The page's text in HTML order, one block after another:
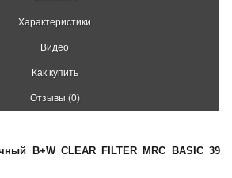
Характеристики
Видео
Как купить
Отзывы (0)
B+W CLEAR FILTER MRC BASIC 39